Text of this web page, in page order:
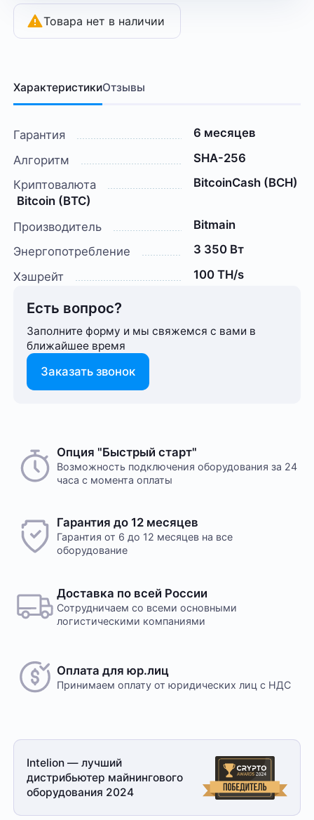
Товара нет в наличии
ХарактеристикиОтзывы
Гарантия
6 месяцев
Алгоритм
SHA-256
Криптовалюта
BitcoinCash (BCH)
Bitcoin (BTC)
Производитель
Bitmain
Энергопотребление
3 350 Вт
Хэшрейт
100 TH/s
Есть вопрос?
Заполните форму и мы свяжемся с вами в
ближайшее время
Заказать звонок
Опция "Быстрый старт"
Возможность подключения оборудования за 24
часа с момента оплаты
Гарантия до 12 месяцев
Гарантия от 6 до 12 месяцев на все
оборудование
Доставка по всей России
Сотрудничаем со всеми основными
логистическими компаниями
Оплата для юр.лиц
Принимаем оплату от юридических лиц с НДС
Intelion — лучший
дистрибьютер майнингового
оборудования 2024